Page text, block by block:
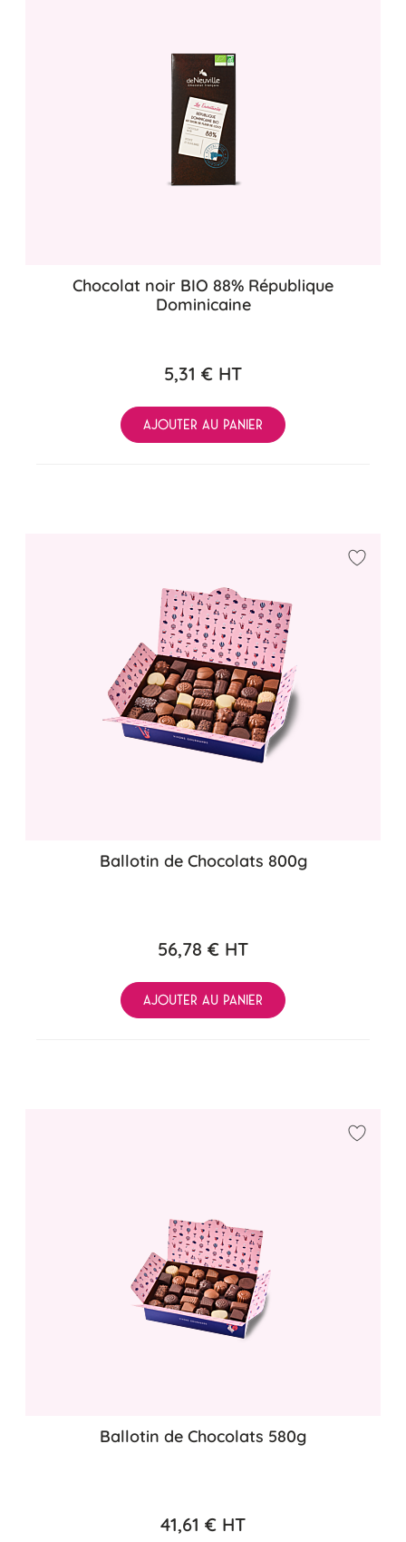
Chocolat noir BIO 88% République
Dominicaine
5,31 € HT
AJOUTER AU PANIER
Ballotin de Chocolats 800g
56,78 € HT
AJOUTER AU PANIER
Ballotin de Chocolats 580g
41,61 € HT